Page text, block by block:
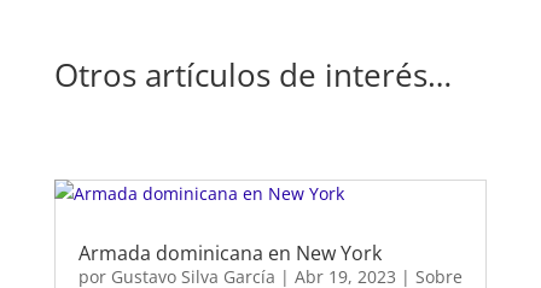
Otros artículos de interés…
Armada dominicana en New York
por Gustavo Silva García | Abr 19, 2023 | Sobre